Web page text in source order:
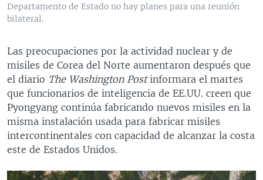
Departamento de Estado no hay planes para una reunión
bilateral.
Las preocupaciones por la actividad nuclear y de
misiles de Corea del Norte aumentaron después que
el diario The Washington Postinformara el martes
que funcionarios de inteligencia de EE.UU. creen que
Pyongyang continúa fabricando nuevos misiles en la
misma instalación usada para fabricar misiles
intercontinentales con capacidad de alcanzar la costa
este de Estados Unidos.